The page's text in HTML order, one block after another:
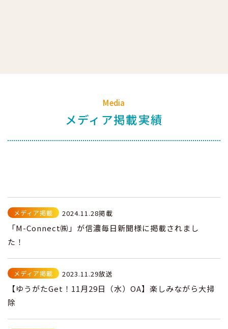
Media
メディア掲載実績
メディア掲載 2024.11.28掲載
「M-Connect㈱」が信濃毎日新聞様に掲載されまし
た！
メディア掲載 2023.11.29放送
【ゆうがたGet！11月29日（水）OA】楽しみながら大掃
除